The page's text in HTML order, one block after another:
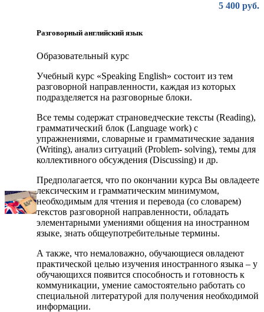
5 400 руб.
Разговорный английский язык
Образовательный курс
Учебный курс «Speaking English» состоит из тем
разговорной направленности, каждая из которых
подразделяется на разговорные блоки.
Все темы содержат страноведческие тексты (Reading),
грамматический блок (Language work) с
упражнениями, словарные и грамматические задания
(Writing), анализ ситуаций (Problem- solving), темы для
коллективного обсуждения (Discussing) и др.
Предполагается, что по окончании курса Вы овладеете
лексическим и грамматическим минимумом,
необходимым для чтения и перевода (со словарем)
текстов разговорной направленности, обладать
элементарными умениями общения на иностранном
языке, знать общеупотребительные термины.
А также, что немаловажно, обучающиеся овладеют
практической целью изучения иностранного языка – у
обучающихся появится способность и готовность к
коммуникации, умение самостоятельно работать со
специальной литературой для получения необходимой
информации.